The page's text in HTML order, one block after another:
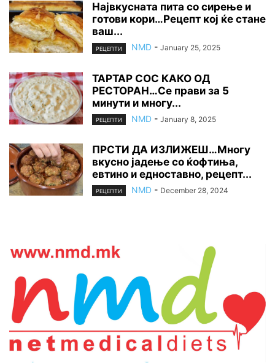
Највкусната пита со сирење и
готови кори…Рецепт кој ќе стане
ваш...
РЕЦЕПТИ NMD - January 25, 2025
ТАРТАР СОС КАКО ОД
РЕСТОРАН…Се прави за 5
минути и многу...
РЕЦЕПТИ NMD - January 8, 2025
ПРСТИ ДА ИЗЛИЖЕШ…Многу
вкусно јадење со ќофтиња,
евтино и едноставно, рецепт...
РЕЦЕПТИ NMD - December 28, 2024